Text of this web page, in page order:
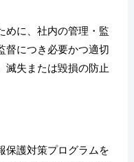
めに、社内の管理・監
督につき必要かつ適切
滅失または毀損の防止
保護対策プログラムを